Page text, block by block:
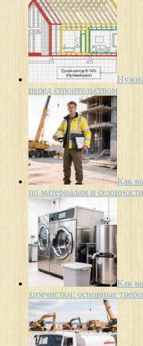
перед строительством
Как
по материалам и сезонности
Как
химчистки: основные